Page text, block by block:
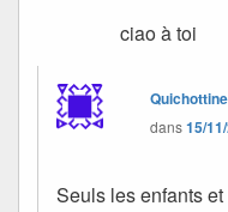
ciao à toi
Quichottine
dans15/
Seuls les enfants